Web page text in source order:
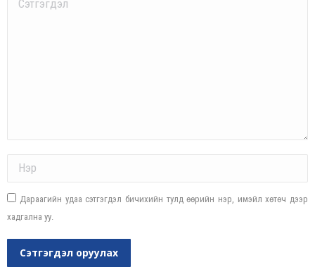
Дараагийн удаа сэтгэгдэл бичихийн тулд өөрийн нэр, имэйл хөтөч дээр
хадгална уу.
Сэтгэгдэл оруулах